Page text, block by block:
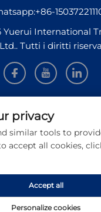
+86-
International
Ltd.. Tutti i diritti
INFORMAZIONI
la nostra
Invia
privacy
similar tools to
accept all cookies,
Personalize cookies
Accept all